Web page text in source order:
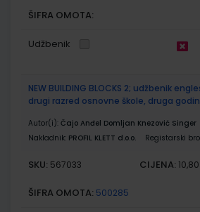
ŠIFRA OMOTA:
Udžbenik
NEW BUILDING BLOCKS 2; udžbenik
drugi razred osnovne škole, druga
Autor(i): Čajo Anđel Domljan Knezović Singer
Nakladnik: PROFIL KLETT d.o.o. Registarski
SKU: 567033 CIJENA:
ŠIFRA OMOTA: 500285